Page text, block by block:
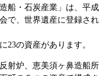
船・石炭産業」は、平成
で、世界遺産に登録され
の資産があります。
射炉、恵美須ヶ鼻造船所